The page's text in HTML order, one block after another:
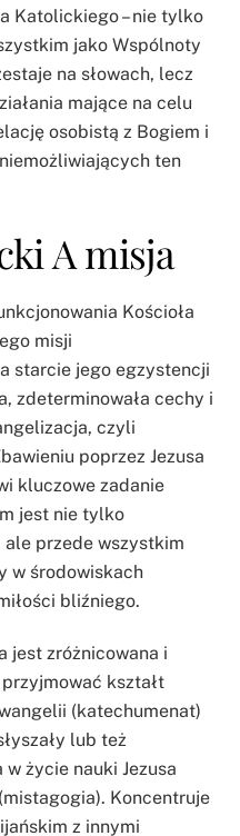
Katolickiego – nie tylko
jako Wspólnoty
na słowach, lecz
mające na celu
osobistą z Bogiem i
ten
A misja
Kościoła
misji
starcie jego egzystencji
zdeterminowała cechy i
czyli
poprzez Jezusa
kluczowe zadanie
jest nie tylko
ale przede wszystkim
w środowiskach
bliźniego.
jest zróżnicowana i
kształt
(katechumenat)
lub też
życie nauki Jezusa
Koncentruje
z innymi